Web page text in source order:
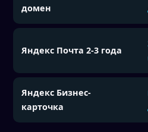
домен
Яндекс Почта 2-3 года
Яндекс Бизнес-
карточка